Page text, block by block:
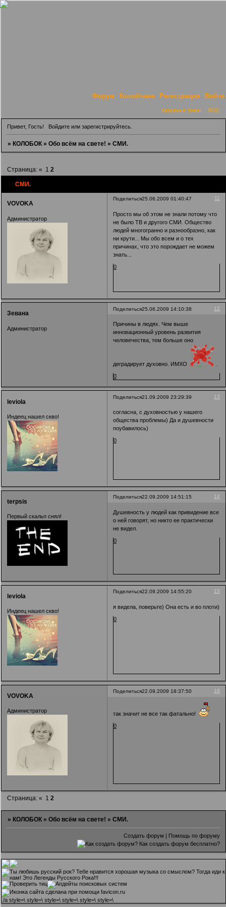
Форум Колобчане Регистрация Войти
Активные темы RSS
Привет, Гость! Войдитеили зарегистрируйтесь.
»КОЛОБОК »Обо всём на свете! »СМИ.
СМИ.
Страница:« 1 2
Поделиться 11
25.06.2009 01:40:47
VOVOKA
Администратор
Просто мы об этом не знали потому что
не было ТВ и другого СМИ. Общество
людей многогранно и разнообразно, как
ни крути... Мы обо всем и о тех
причинах, что это порождает не можем
знать...
0
Поделиться 12
25.06.2009 14:10:38
Зевана
Администратор
Причины в людях. Чем выше
инновационный уровень развития
человечества, тем больше оно
деградирует духовно. ИМХО
0
Поделиться 13
21.09.2009 23:29:39
leviola
Индеец нашел скво!
согласна, с духовностью у нашего
общества проблемы) Да и душевности
поубавилось)
0
Поделиться 14
22.09.2009 14:51:15
terpsis
Первый скальп снял!
Душевность у людей как привидение все
о ней говорят, но никто ее практически
не видел.
0
Поделиться 15
22.09.2009 14:55:20
leviola
Индеец нашел скво!
я видела, поверьте) Она есть и во плоти)
0
Поделиться 16
22.09.2009 18:37:50
VOVOKA
Администратор
так значит не все так фатально!
0
Страница:« 1 2
» КОЛОБОК »Обо всём на свете! »СМИ.
Создать форум | Помощь по форуму
/a style=\ style=\ style=\ style=\ style=\ style=\